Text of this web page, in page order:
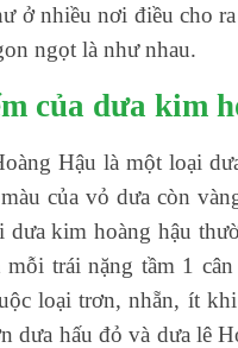
ở nhiều nơi điều cho
ngọt là như nhau.
của dưa kim
Hậu là một loại
của vỏ dưa còn
dưa kim hoàng hậu
mỗi trái nặng tầm 1
loại trơn, nhẵn, ít
dưa hấu đỏ và dưa lê